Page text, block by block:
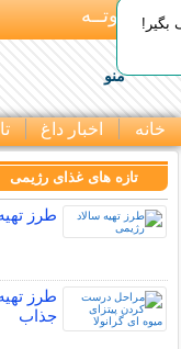
بـیتوتــه
منو
خانه اخبار داغ
تازه های غذای رژیمی
طرز
طرز
جذاب